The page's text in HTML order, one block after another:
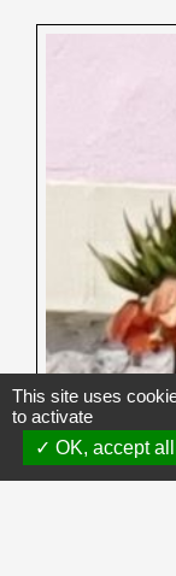
This site uses
to activate
OK, accept all